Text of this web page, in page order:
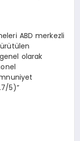
ABD merkezli
olarak
5)”